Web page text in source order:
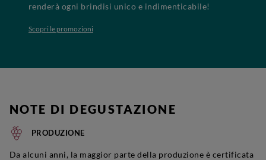
renderà ogni brindisi unico e indimenticabile!
Scopri le promozioni
NOTE DI DEGUSTAZIONE
PRODUZIONE
Da alcuni anni, la maggior parte della produzione è certificata